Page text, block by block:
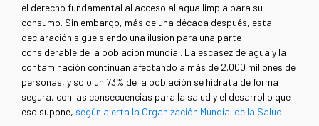
el derecho fundamental al acceso al agua limpia para su
consumo. Sin embargo, más de una década después, esta
declaración sigue siendo una ilusión para una parte
considerable de la población mundial. La escasez de agua y la
contaminación continúan afectando a más de 2.000 millones de
personas, y solo un 73% de la población se hidrata de forma
segura, con las consecuencias para la salud y el desarrollo que
eso supone, según alerta la Organización Mundial de la Salud.